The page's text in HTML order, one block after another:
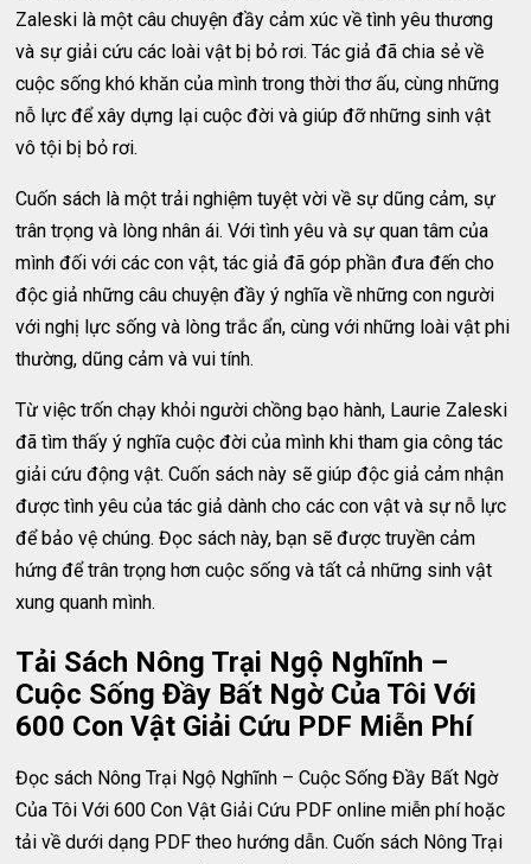
Zaleski là một câu chuyện đầy cảm xúc về tình yêu thương
và sự giải cứu các loài vật bị bỏ rơi. Tác giả đã chia sẻ về
cuộc sống khó khăn của mình trong thời thơ ấu, cùng những
nỗ lực để xây dựng lại cuộc đời và giúp đỡ những sinh vật
vô tội bị bỏ rơi.
Cuốn sách là một trải nghiệm tuyệt vời về sự dũng cảm, sự
trân trọng và lòng nhân ái. Với tình yêu và sự quan tâm của
mình đối với các con vật, tác giả đã góp phần đưa đến cho
độc giả những câu chuyện đầy ý nghĩa về những con người
với nghị lực sống và lòng trắc ẩn, cùng với những loài vật phi
thường, dũng cảm và vui tính.
Từ việc trốn chạy khỏi người chồng bạo hành, Laurie Zaleski
đã tìm thấy ý nghĩa cuộc đời của mình khi tham gia công tác
giải cứu động vật. Cuốn sách này sẽ giúp độc giả cảm nhận
được tình yêu của tác giả dành cho các con vật và sự nỗ lực
để bảo vệ chúng. Đọc sách này, bạn sẽ được truyền cảm
hứng để trân trọng hơn cuộc sống và tất cả những sinh vật
xung quanh mình.
Tải Sách Nông Trại Ngộ Nghĩnh –
Cuộc Sống Đầy Bất Ngờ Của Tôi Với
600 Con Vật Giải Cứu PDF Miễn Phí
Đọc sách Nông Trại Ngộ Nghĩnh – Cuộc Sống Đầy Bất Ngờ
Của Tôi Với 600 Con Vật Giải Cứu PDF online miễn phí hoặc
tải về dưới dạng PDF theo hướng dẫn. Cuốn sách Nông Trại